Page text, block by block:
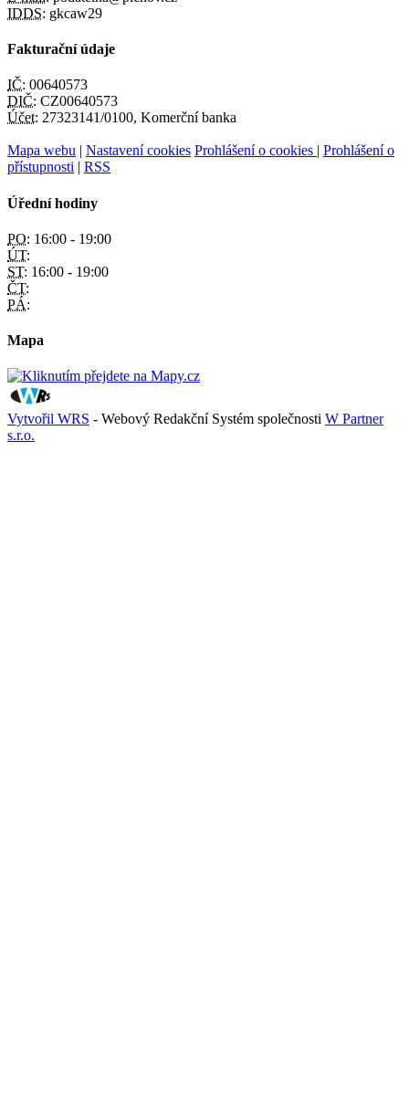
IDDS: gkcaw29
Fakturační údaje
IČ: 00640573
DIČ: CZ00640573
Účet: 27323141/0100, Komerční banka
Mapa webu | Nastavení cookies Prohlášení o cookies | Prohlášení o
přístupnosti | RSS
Úřední hodiny
PO: 16:00 - 19:00
ÚT:
ST: 16:00 - 19:00
ČT:
PÁ:
Mapa
Vytvořil WRS - Webový Redakční Systém společnosti W Partner
s.r.o.